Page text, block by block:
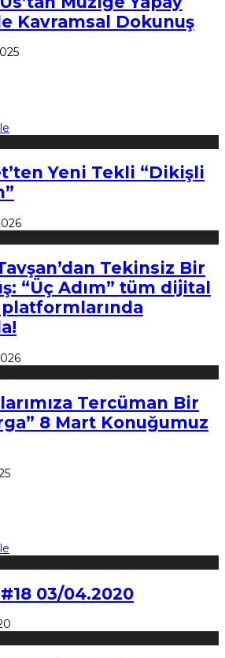
Kavramsal Dokunuş
Yeni Tekli “Dikişli
Tekinsiz Bir
“Üç Adım” tüm dijital
Tercüman Bir
8 Mart Konuğumuz
03/04.2020